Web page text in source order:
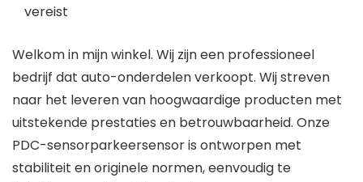
vereist
Welkom in mijn winkel. Wij zijn een professioneel
bedrijf dat auto-onderdelen verkoopt. Wij streven
naar het leveren van hoogwaardige producten met
uitstekende prestaties en betrouwbaarheid. Onze
PDC-sensorparkeersensor is ontworpen met
stabiliteit en originele normen, eenvoudig te